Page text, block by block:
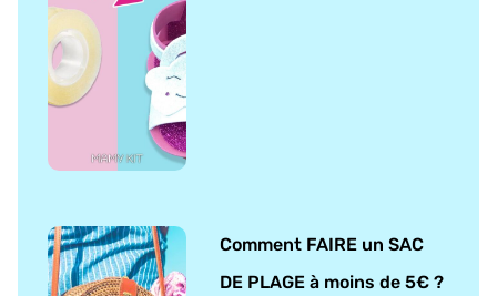
Comment FAIRE un SAC
DE PLAGE à moins de 5€ ?